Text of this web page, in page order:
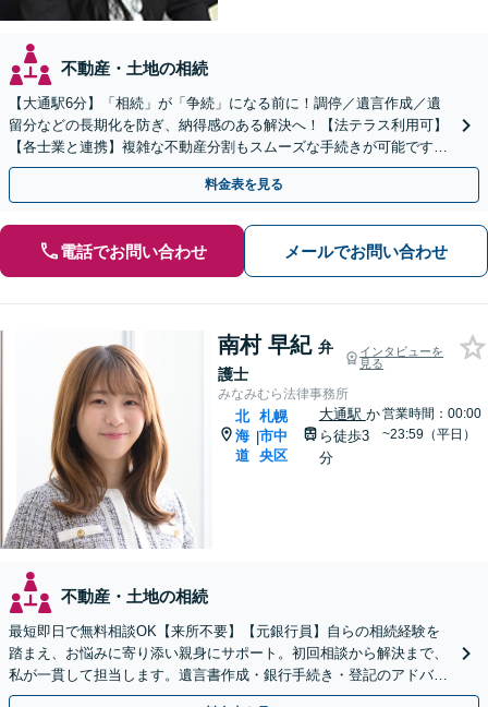
不動産・土地の相続
【大通駅6分】「相続」が「争続」になる前に！調停／遺言作成／遺
留分などの長期化を防ぎ、納得感のある解決へ！【法テラス利用可】
【各士業と連携】複雑な不動産分割もスムーズな手続きが可能です
【夜間・休日対応可】【完全個室】
料金表を見る
電話でお問い合わせ メールでお問い合わせ
南村 早紀 弁
護士
インタビューを
見る
みなみむら法律事務所
北
海
道
|
札幌
市中
央区
大通駅 か
ら徒歩3
分
営業時間：00:00
~23:59（平日）
不動産・土地の相続
最短即日で無料相談OK【来所不要】【元銀行員】自らの相続経験を
踏まえ、お悩みに寄り添い親身にサポート。初回相談から解決まで、
私が一貫して担当します。遺言書作成・銀行手続き・登記のアドバイ
スもお任せください【チカホ直結／駐車場あり】